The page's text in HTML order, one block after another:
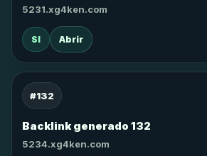
5231.xg4ken.com
SI Abrir
#132
Backlink generado 132
5234.xg4ken.com